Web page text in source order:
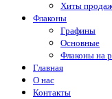
Хиты
Флаконы
Графины
Основные
Флаконы на
Главная
О нас
Контакты